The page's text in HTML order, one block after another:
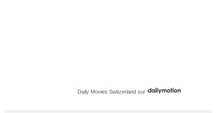
Daily Movies Switzerland sur